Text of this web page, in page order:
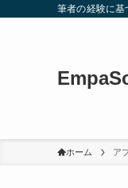
筆者の経験に基
ホーム ア